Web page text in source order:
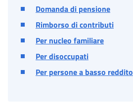
Domanda di pensione
Rimborso di contributi
Per nucleo familiare
Per disoccupati
Per persone a basso reddito